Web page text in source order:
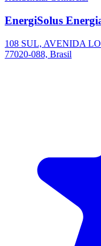
EnergiSolus
108 SUL, AVENIDA
77020-088, Brasil